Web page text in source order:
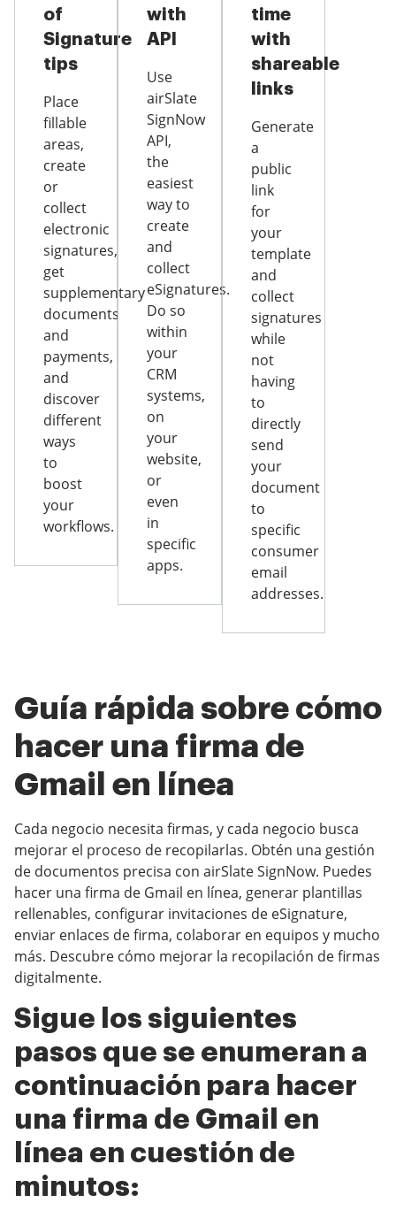
of
Signature
tips
Place
fillable
areas,
create
or
collect
electronic
signatures,
get
supplementary
documents
and
payments,
and
discover
different
ways
to
boost
your
workflows.
with
API
Use
airSlate
SignNow
API,
the
easiest
way to
create
and
collect
eSignatures.
Do so
within
your
CRM
systems,
on
your
website,
or
even
in
specific
apps.
time
with
shareable
links
Generate
a
public
link
for
your
template
and
collect
signatures
while
not
having
to
directly
send
your
document
to
specific
consumer
email
addresses.
Guía rápida sobre cómo
hacer una firma de
Gmail en línea
Cada negocio necesita firmas, y cada negocio busca
mejorar el proceso de recopilarlas. Obtén una gestión
de documentos precisa con airSlate SignNow. Puedes
hacer una firma de Gmail en línea, generar plantillas
rellenables, configurar invitaciones de eSignature,
enviar enlaces de firma, colaborar en equipos y mucho
más. Descubre cómo mejorar la recopilación de firmas
digitalmente.
Sigue los siguientes
pasos que se enumeran a
continuación para hacer
una firma de Gmail en
línea en cuestión de
minutos: